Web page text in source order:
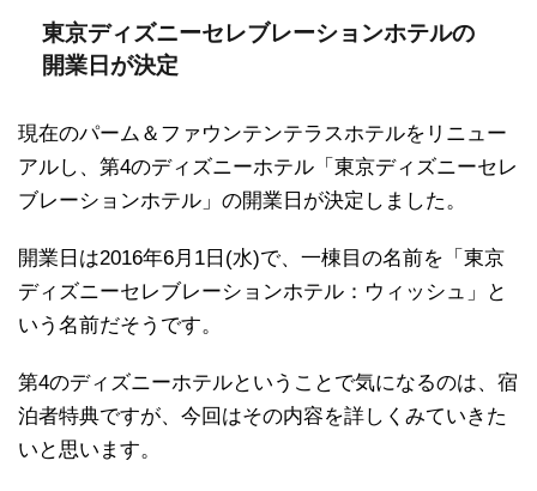
東京ディズニーセレブレーションホテルの
開業日が決定
現在のパーム＆ファウンテンテラスホテルをリニュー
アルし、第4のディズニーホテル「東京ディズニーセレ
ブレーションホテル」の開業日が決定しました。
開業日は2016年6月1日(水)で、一棟目の名前を「東京
ディズニーセレブレーションホテル：ウィッシュ」と
いう名前だそうです。
第4のディズニーホテルということで気になるのは、宿
泊者特典ですが、今回はその内容を詳しくみていきた
いと思います。